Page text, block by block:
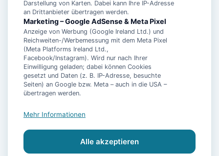
Waschmaschine Kühlschrank
Darstellung von Karten. Dabei kann Ihre IP-Adresse
an Drittanbieter übertragen werden.
Marketing – Google AdSense & Meta Pixel
Anzeige von Werbung (Google Ireland Ltd.) und
Reichweiten-/Werbemessung mit dem Meta Pixel
(Meta Platforms Ireland Ltd.,
Facebook/Instagram). Wird nur nach Ihrer
Einwilligung geladen; dabei können Cookies
gesetzt und Daten (z. B. IP-Adresse, besuchte
Seiten) an Google bzw. Meta – auch in die USA –
übertragen werden.
Mehr Informationen
Alle akzeptieren